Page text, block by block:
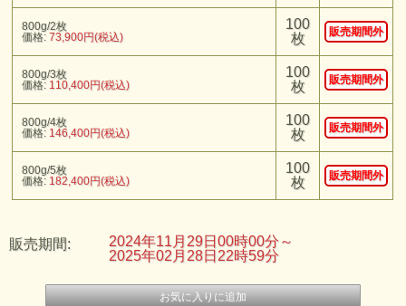
800g/2枚
価格:73,900円(税込)
100
枚
販売期間外
800g/3枚
価格: 110,400円(税込)
100
枚
販売期間外
800g/4枚
価格: 146,400円(税込)
100
枚
販売期間外
800g/5枚
価格: 182,400円(税込)
100
枚
販売期間外
販売期間:
2024年11月29日00時00分～
2025年02月28日22時59分